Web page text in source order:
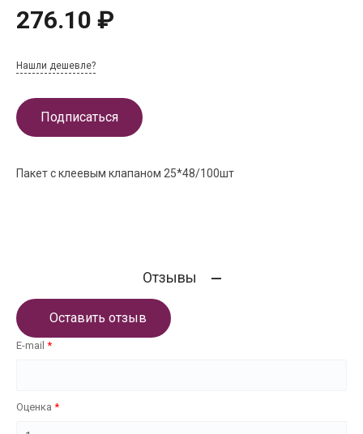
276.10 ₽
Нашли дешевле?
Подписаться
Пакет с клеевым клапаном 25*48/100шт
Отзывы
Оставить отзыв
E-mail
Оценка